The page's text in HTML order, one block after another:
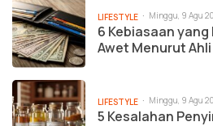
LIFESTYLE Minggu, 9 Agu
6 Kebiasaan
Awet Menurut
LIFESTYLE Minggu, 9 Agu
5 Kesalahan